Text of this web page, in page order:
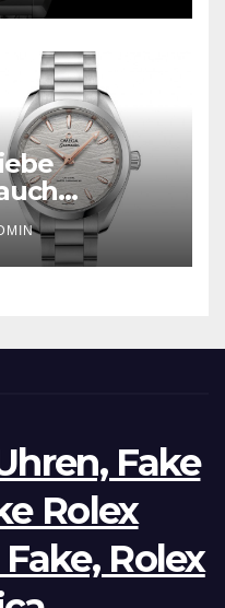
für den
Fake
Rolex
Rolex